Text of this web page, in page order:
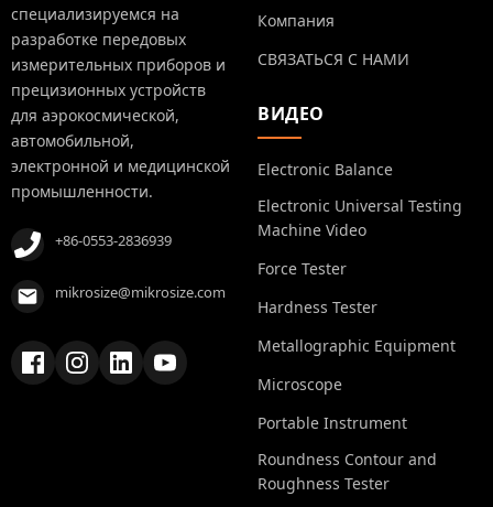
специализируемся на
разработке передовых
измерительных приборов и
прецизионных устройств
для аэрокосмической,
автомобильной,
электронной и медицинской
промышленности.
+86-0553-2836939
mikrosize@mikrosize.com
Компания
СВЯЗАТЬСЯ С НАМИ
ВИДЕО
Electronic Balance
Electronic Universal Testing
Machine Video
Force Tester
Hardness Tester
Metallographic Equipment
Microscope
Portable Instrument
Roundness Contour and
Roughness Tester